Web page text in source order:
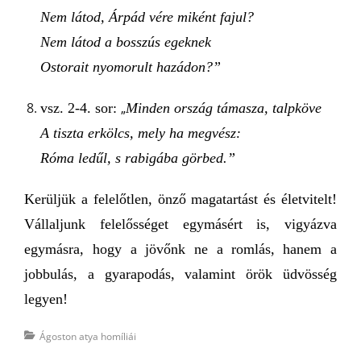
Nem látod, Árpád vére miként fajul?
Nem látod a bosszús egeknek
Ostorait nyomorult hazádon?”
vsz. 2-4. sor: „Minden ország támasza, talpköve
A tiszta erkölcs, mely ha megvész:
Róma ledűl, s rabigába görbed.”
Kerüljük a felelőtlen, önző magatartást és életvitelt!
Vállaljunk felelősséget egymásért is, vigyázva
egymásra, hogy a jövőnk ne a romlás,hanem a
jobbulás, a gyarapodás, valamint örök üdvösség
legyen!
Categories
Ágoston atya homíliái